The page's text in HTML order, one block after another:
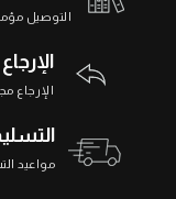
التوصيل
الإرجاع
مواعيد التسليم